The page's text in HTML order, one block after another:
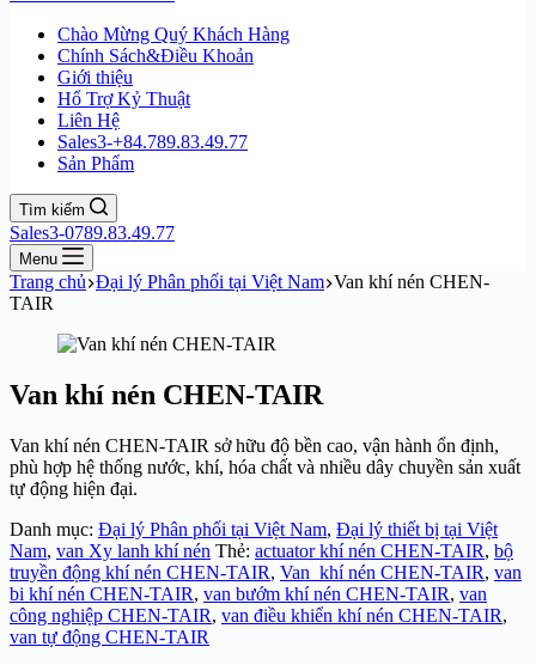
Chào Mừng Quý Khách Hàng
Chính Sách&Điều Khoản
Giới thiệu
Hổ Trợ Kỷ Thuật
Liên Hệ
Sales3-+84.789.83.49.77
Sản Phẩm
Tìm kiếm
Sales3-0789.83.49.77
Menu
Trang chủ Đại lý Phân phối tại Việt Nam Van khí nén CHEN-
TAIR
Van khí nén CHEN-TAIR
Van khí nén CHEN-TAIR sở hữu độ bền cao, vận hành ổn định,
phù hợp hệ thống nước, khí, hóa chất và nhiều dây chuyền sản xuất
tự động hiện đại.
Danh mục: Đại lý Phân phối tại Việt Nam, Đại lý thiết bị tại Việt
Nam, van Xy lanh khí nén Thẻ: actuator khí nén CHEN-TAIR, bộ
truyền động khí nén CHEN-TAIR, Van khí nén CHEN-TAIR, van
bi khí nén CHEN-TAIR, van bướm khí nén CHEN-TAIR, van
công nghiệp CHEN-TAIR, van điều khiển khí nén CHEN-TAIR,
van tự động CHEN-TAIR